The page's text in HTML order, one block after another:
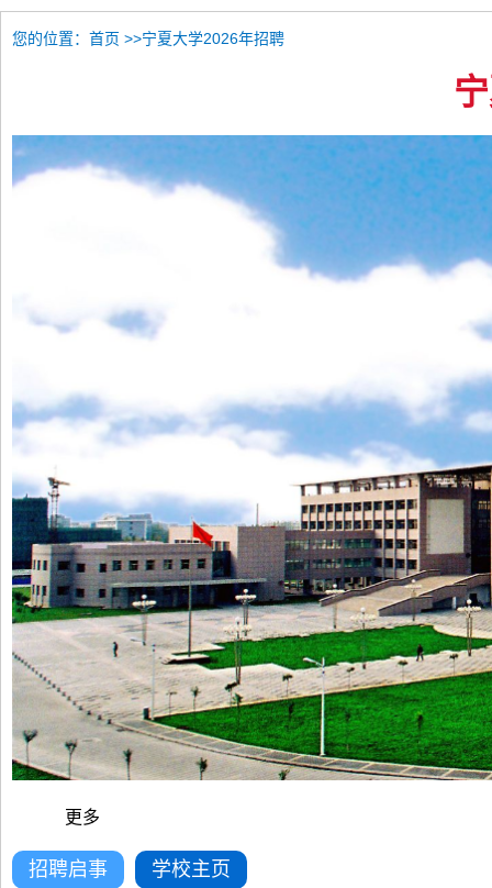
您的位置： 首页 >>宁夏大学2026年招聘
更多
招聘启事 学校主页